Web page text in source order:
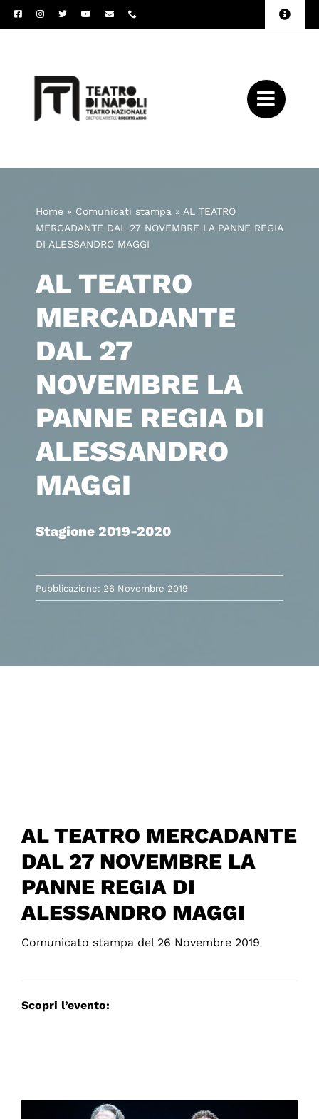
Salta
al
Toggle
Home» Comunicati stampa » AL TEATRO
MERCADANTE DAL 27 NOVEMBRE LA PANNE REGIA
DI ALESSANDRO MAGGI
AL TEATRO
MERCADANTE
DAL 27
NOVEMBRE LA
PANNE REGIA DI
ALESSANDRO
MAGGI
Stagione 2019-2020
Pubblicazione: 26 Novembre 2019
AL TEATRO MERCADANTE
DAL 27 NOVEMBRE LA
PANNE REGIA DI
ALESSANDRO MAGGI
Comunicato stampa del 26 Novembre 2019
Scopri l’evento: